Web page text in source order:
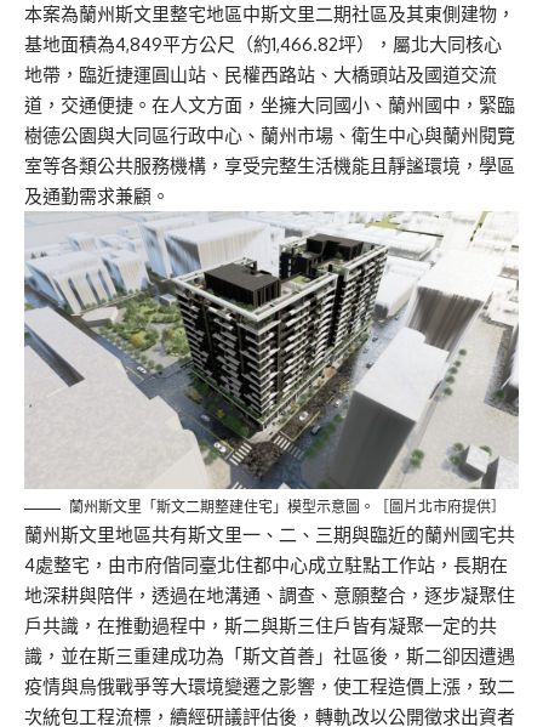
本案為蘭州斯文里整宅地區中斯文里二期社區及其東側建物，
基地面積為4,849平方公尺（約1,466.82坪），屬北大同核心
地帶，臨近捷運圓山站、民權西路站、大橋頭站及國道交流
道，交通便捷。在人文方面，坐擁大同國小、蘭州國中，緊臨
樹德公園與大同區行政中心、蘭州市場、衛生中心與蘭州閱覽
室等各類公共服務機構，享受完整生活機能且靜謐環境，學區
及通勤需求兼顧。
蘭州斯文里「斯文二期整建住宅」模型示意圖。［圖片北市府提供］
蘭州斯文里地區共有斯文里一、二、三期與臨近的蘭州國宅共
4處整宅，由市府偕同臺北住都中心成立駐點工作站，長期在
地深耕與陪伴，透過在地溝通、調查、意願整合，逐步凝聚住
戶共識，在推動過程中，斯二與斯三住戶皆有凝聚一定的共
識，並在斯三重建成功為「斯文首善」社區後，斯二卻因遭遇
疫情與烏俄戰爭等大環境變遷之影響，使工程造價上漲，致二
次統包工程流標，續經研議評估後，轉軌改以公開徵求出資者